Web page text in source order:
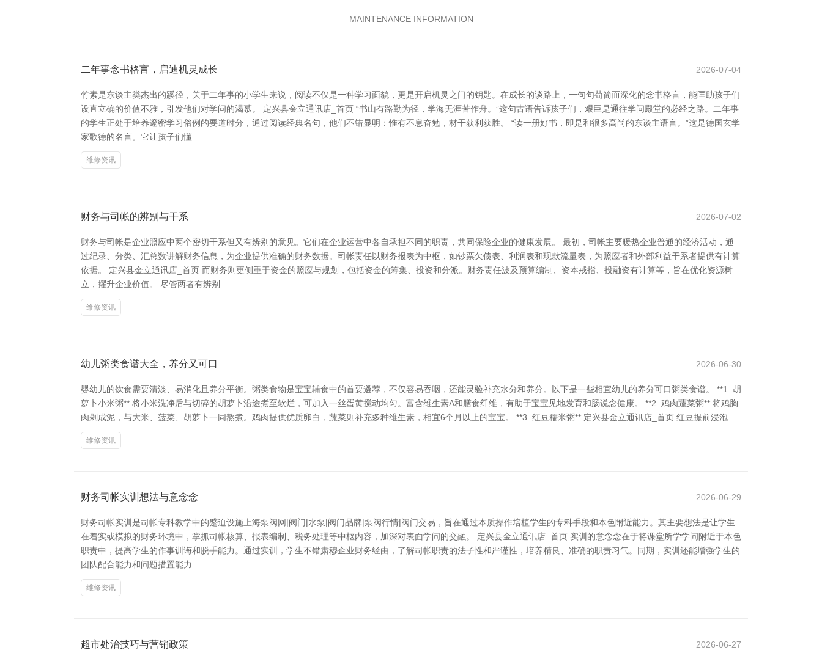
MAINTENANCE INFORMATION
二年事念书格言，启迪机灵成长 2026-07-04
竹素是东谈主类杰出的蹊径，关于二年事的小学生来说，阅读不仅是一种学习面貌，更是开启机灵之门的钥匙。在成长的谈路上，一句句苟简而深化的念书格言，能匡助孩子们
设直立确的价值不雅，引发他们对学问的渴慕。 定兴县金立通讯店_首页 “书山有路勤为径，学海无涯苦作舟。”这句古语告诉孩子们，艰巨是通往学问殿堂的必经之路。二年事
的学生正处于培养邃密学习俗例的要道时分，通过阅读经典名句，他们不错显明：惟有不息奋勉，材干获利获胜。 “读一册好书，即是和很多高尚的东谈主语言。”这是德国玄学
家歌德的名言。它让孩子们懂
维修资讯
财务与司帐的辨别与干系 2026-07-02
财务与司帐是企业照应中两个密切干系但又有辨别的意见。它们在企业运营中各自承担不同的职责，共同保险企业的健康发展。 最初，司帐主要暖热企业普通的经济活动，通
过纪录、分类、汇总数讲解财务信息，为企业提供准确的财务数据。司帐责任以财务报表为中枢，如钞票欠债表、利润表和现款流量表，为照应者和外部利益干系者提供有计算
依据。 定兴县金立通讯店_首页 而财务则更侧重于资金的照应与规划，包括资金的筹集、投资和分派。财务责任波及预算编制、资本戒指、投融资有计算等，旨在优化资源树
立，擢升企业价值。 尽管两者有辨别
维修资讯
幼儿粥类食谱大全，养分又可口 2026-06-30
婴幼儿的饮食需要清淡、易消化且养分平衡。粥类食物是宝宝辅食中的首要遴荐，不仅容易吞咽，还能灵验补充水分和养分。以下是一些相宜幼儿的养分可口粥类食谱。 **1. 胡
萝卜小米粥** 将小米洗净后与切碎的胡萝卜沿途煮至软烂，可加入一丝蛋黄搅动均匀。富含维生素A和膳食纤维，有助于宝宝见地发育和肠说念健康。 **2. 鸡肉蔬菜粥** 将鸡胸
肉剁成泥，与大米、菠菜、胡萝卜一同熬煮。鸡肉提供优质卵白，蔬菜则补充多种维生素，相宜6个月以上的宝宝。 **3. 红豆糯米粥** 定兴县金立通讯店_首页 红豆提前浸泡
维修资讯
财务司帐实训想法与意念念 2026-06-29
财务司帐实训是司帐专科教学中的蹙迫设施上海泵阀网|阀门|水泵|阀门品牌|泵阀行情|阀门交易，旨在通过本质操作培植学生的专科手段和本色附近能力。其主要想法是让学生
在着实或模拟的财务环境中，掌抓司帐核算、报表编制、税务处理等中枢内容，加深对表面学问的交融。 定兴县金立通讯店_首页 实训的意念念在于将课堂所学学问附近于本色
职责中，提高学生的作事训诲和脱手能力。通过实训，学生不错肃穆企业财务经由，了解司帐职责的法子性和严谨性，培养精良、准确的职责习气。同期，实训还能增强学生的
团队配合能力和问题措置能力
维修资讯
超市处治技巧与营销政策 2026-06-27